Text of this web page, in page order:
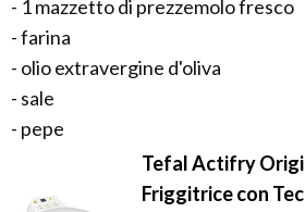
- 1 mazzetto di prezzemolo fresco
- farina
- olio extravergine d'oliva
- sale
- pepe
Tefal Actifry
Friggitrice con